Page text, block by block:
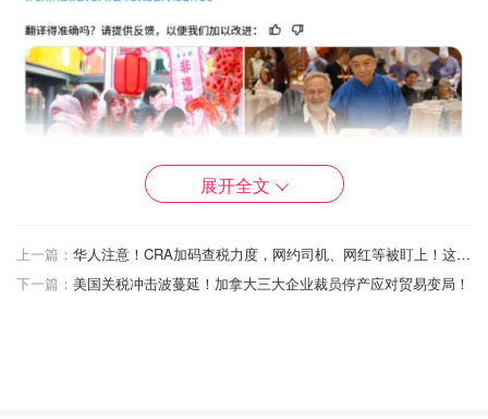
展开全文
上一篇：
华人注意！CRA加码查税力度，网约司机、网红等被盯上！这几个税务问题成重灾区！
下一篇： 美国关税冲击波蔓延！加拿大三大企业裁员停产应对贸易变局！